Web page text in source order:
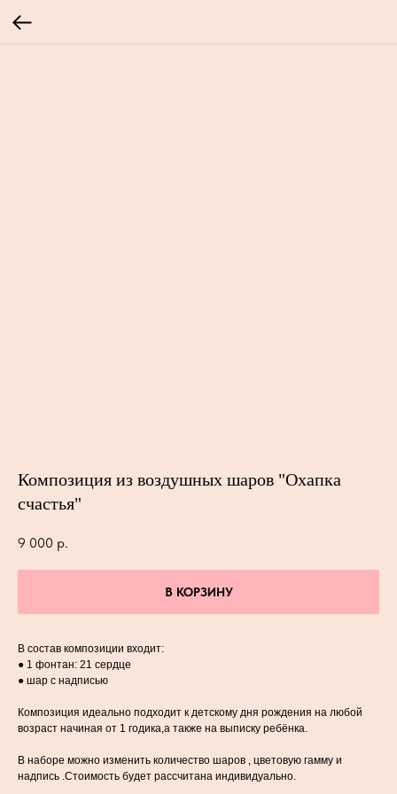
Композиция из воздушных шаров "Охапка
счастья"
9 000 р.
В КОРЗИНУ
В состав композиции входит:
● 1 фонтан: 21 сердце
● шар с надписью
Композиция идеально подходит к детскому дня рождения на любой
возраст начиная от 1 годика,а также на выписку ребёнка.
В наборе можно изменить количество шаров , цветовую гамму и
надпись .Стоимость будет рассчитана индивидуально.